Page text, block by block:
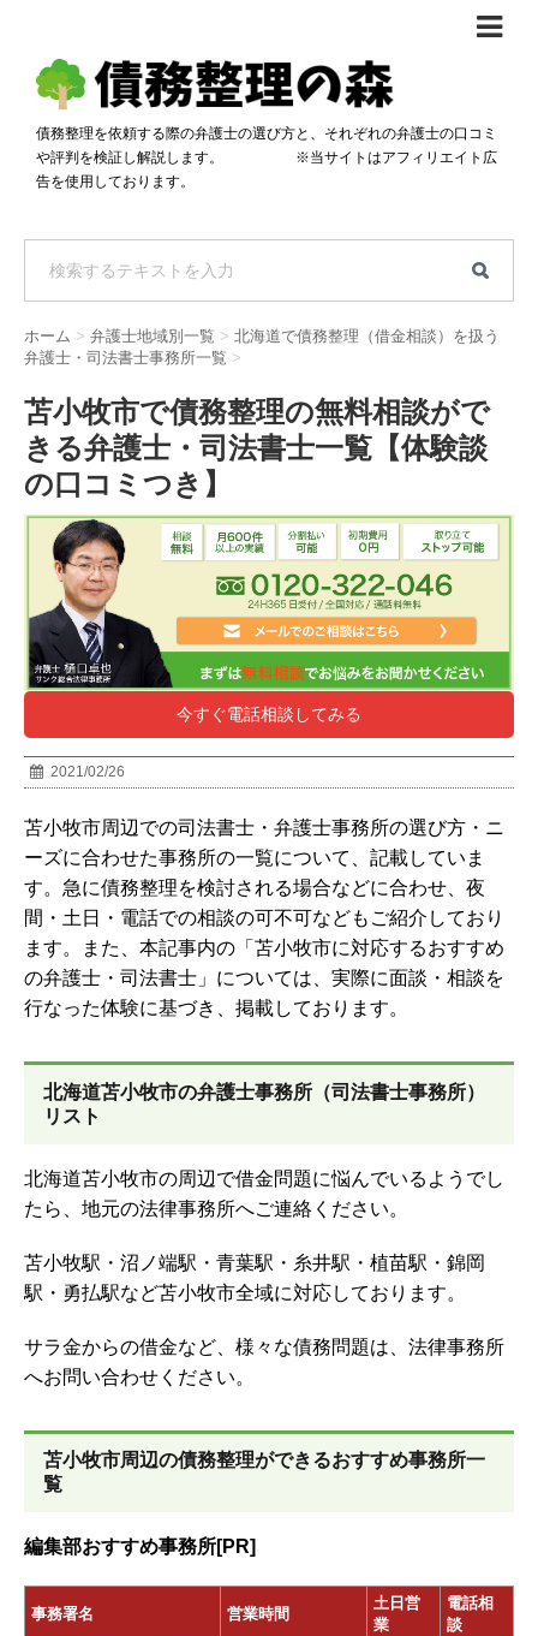
債務整理体験談
おすすめ
料金比較
自己破産・個人再生料金比較
過払い金料金比較
専門家の選び方
料金で選ぶ
分割・後払い可で選ぶ
着手金無料で選ぶ
女性専門で選ぶ
24時間年中無休で選ぶ
法律事務所の方へ
匿名借金相談
債務整理を依頼する際の弁護士の選び方と、それぞれの弁護士の口コミ
や評判を検証し解説します。 ※当サイトはアフィリエイト広
告を使用しております。
ホーム > 弁護士地域別一覧 > 北海道で債務整理（借金相談）を扱う
弁護士・司法書士事務所一覧 >
苫小牧市で債務整理の無料相談がで
きる弁護士・司法書士一覧【体験談
の口コミつき】
今すぐ電話相談してみる
2021/02/26
苫小牧市周辺での司法書士・弁護士事務所の選び方・ニ
ーズに合わせた事務所の一覧について、記載していま
す。急に債務整理を検討される場合などに合わせ、夜
間・土日・電話での相談の可不可などもご紹介しており
ます。また、本記事内の「苫小牧市に対応するおすすめ
の弁護士・司法書士」については、実際に面談・相談を
行なった体験に基づき、掲載しております。
北海道苫小牧市の弁護士事務所（司法書士事務所）
リスト
北海道苫小牧市の周辺で借金問題に悩んでいるようでし
たら、地元の法律事務所へご連絡ください。
苫小牧駅・沼ノ端駅・青葉駅・糸井駅・植苗駅・錦岡
駅・勇払駅など苫小牧市全域に対応しております。
サラ金からの借金など、様々な債務問題は、法律事務所
へお問い合わせください。
苫小牧市周辺の債務整理ができるおすすめ事務所一
覧
編集部おすすめ事務所[PR]
事務署名 営業時間
土日営
業
電話相
談